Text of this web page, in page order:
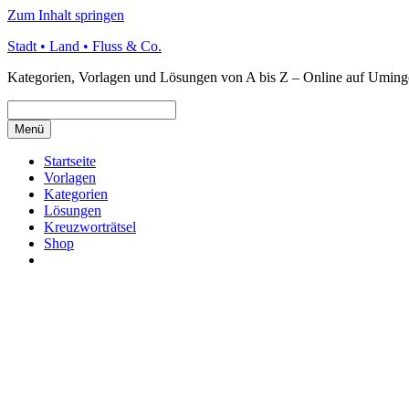
Zum Inhalt springen
Stadt • Land • Fluss & Co.
Kategorien, Vorlagen und Lösungen von A bis Z – Online auf
Menü
Startseite
Vorlagen
Kategorien
Lösungen
Kreuzworträtsel
Shop